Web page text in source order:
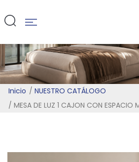
Inicio
NUESTRO CATÁLOGO
MESA DE LUZ 1 CAJON CON ESPACIO